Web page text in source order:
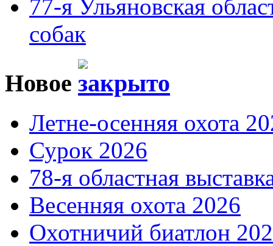
77-я Ульяновская
собак
Новое
Летне-осенняя охота
Сурок 2026
78-я областная
Весенняя охота 2026
Охотничий биатлон